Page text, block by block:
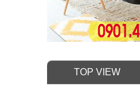
TOP VIEW